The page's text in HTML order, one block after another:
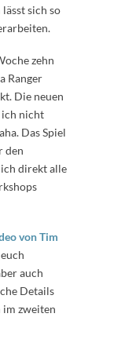
sich so
zehn
Ranger
Die neuen
ich nicht
Das Spiel
den
ich direkt alle
von Tim
auch
Details
im zweiten